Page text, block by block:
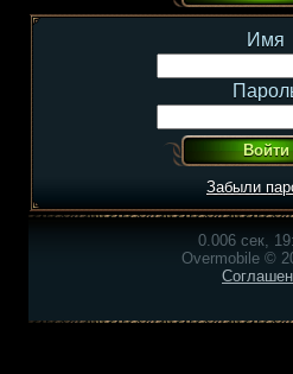
Имя
Забыли
0.006 сек,
Overmobile ©